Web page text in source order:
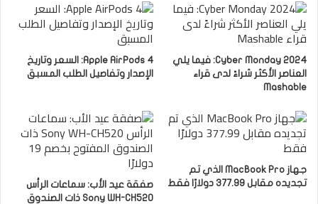
Cyber ​​Monday 2024: فيما يلي
العناصر الأكثر شراءً لدى قراء
Mashable
Apple AirPods 4: السعر وتاريخ
الإصدار وتفاصيل الطلب المسبق
جهاز MacBook Pro الذي تم
تجديده مقابل 377.99 دولارًا فقط
صفقة عيد الأب: سماعات الرأس
Sony WH-CH520 ذات الصندوق